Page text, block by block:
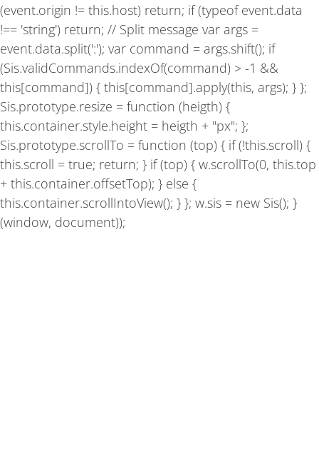
(event.origin != this.host) return; if (typeof event.data
!== 'string') return; // Split message var args =
event.data.split(':'); var command = args.shift(); if
(Sis.validCommands.indexOf(command) > -1 &&
this[command]) { this[command].apply(this, args); } };
Sis.prototype.resize = function (heigth) {
this.container.style.height = heigth + "px"; };
Sis.prototype.scrollTo = function (top) { if (!this.scroll) {
this.scroll = true; return; } if (top) { w.scrollTo(0, this.top
+ this.container.offsetTop); } else {
this.container.scrollIntoView(); } }; w.sis = new Sis(); }
(window, document));